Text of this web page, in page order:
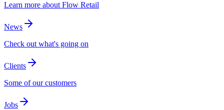
Learn more about Flow Retail​​​​‌ ‍ ​‍​‍‌‍ ‌ ​‍‌‍‍‌‌‍‌ ‌‍‍‌‌‍ ‍​‍​‍​ ‍‍​‍​‍‌ ​ ‌‍​‌‌‍ ‍‌‍‍‌‌ ‌​‌ ‍‌​‍ ‍‌‍‍‌‌‍ ​‍​‍​‍ ​​‍​‍‌‍‍​‌ ​‍‌‍‌‌‌‍‌‍​‍​‍​ ‍‍​‍​‍‌‍‍​‌ ‌​‌ ‌​‌ ​​​ ‍‍​‍ ​‍ ‌‍ ​‌‍ ‌‍​ ‌‍​‌‌‍ ​‌‍‍​‌‍ ‌ ​ ‌ ‌​​ ‍‍​ ​ ​ ​​​ ​​​ ​​​‍ ‌ ​ ‌ ‌​‌ ‌‌‌‍‌​‌‍‍‌‌‍ ​‍ ‌‍‍‌‌‍ ‍‌ ‌​‌‍‌‌‌‍ ‍‌ ‌​​‍ ‌‍‌‌‌‍‌​‌‍‍‌‌ ‌​​‍ ‌‍ ‌‌‍ ‌‍‌​‌‍‌‌​ ‌‌ ​​‌ ​‍‌‍‌‌‌ ​ ‌‍‌‌‌‍ ‍‌ ‌​‌‍​‌‌ ‌​‌‍‍‌‌‍ ‌‍ ‍​ ‍ ‌‍‍‌‌‍‌​​ ‌​ ​‌​ ‍​​ ‍​‌‍‌‍‌‍​ ​ ‌ ​ ​ ‌‍​ ​‍ ‌​ ​ ‌‍​‌​ ​​‌‍‌‌​‍ ‌​ ‌​​ ​ ​ ​‌​ ​​​‍ ‌​ ‍​‌‍‌‍​ ‍‌​ ​ ​‍ ‌‌‍​‌‌‍‌‍‌‍​ ‌‍​‍​ ‌‍‌‍​ ​ ​‌​ ​ ​ ‍‌​ ‍‌​ ‌‍‌‍​‍​ ‍ ‌ ‌​‌ ‍‌‌ ​​‌‍‌‌​ ‌‌‍ ‍‌‍​‌‌ ‌‍‌‍‍‌‌‍‌ ‌‍​‌‌ ‌​‌‍‍‌‌‍ ‌‍ ‍​ ‍ ‌ ​​‌‍​‌‌ ‌​‌‍‍​​ ‌‌‍ ‍‌‍​‌‌ ‌‍‌‍‍‌‌‍‌ ‌‍​‌‌ ‌​‌‍‍‌‌‍ ‌‍ ‍‌​‍‌‌ ‌​‌‍‌‌‌‍ ‌‌ ​ ​‍‌‌​ ‌‌‌​​‍‌‌ ‌‍‍ ‌‍‌‌‌ ‍‌​‍‌‌​ ​ ‌​‌​​‍‌‌​ ​ ‌​‌​​‍‌‌​ ​‍​ ​‍​ ​ ‌‍​‌​ ‌ ​ ​‌​ ‌​‌‍‌‍​ ‌​​ ‌ ​ ​‍​ ​‌​ ​ ​ ‌ ​‍‌‌​ ​‍​ ​‍​‍‌‌​ ‌‌‌​‌​​‍ ‍‌‍​ ‌‍‍​‌‍‍‌‌‍ ​‌‍‌​‌ ​‍‌‍‌‌‌‍ ‍​‍‌‌​ ‌‌‌​​‍‌‌ ‌‍‍ ‌‍‌‌‌ ‍‌​‍‌‌​ ​ ‌​‌​​‍‌‌​ ​ ‌​‌​​‍‌‌​ ​‍​ ​‍​ ‌​​ ‌ ‌‍‌​​ ‌‍​ ​ ​ ​‍​ ​ ‌‍​ ‌‍‌‍​ ‌​‌‍‌‍​ ‌ ​‍‌‌​ ​‍​ ​‍​‍‌‌​ ‌‌‌​‌​​‍ ‍‌‍‌‌‌ ‍​‌‍​ ‌‍‌‌‌ ​‍‌ ​​‌ ‌​​ ‌‍​‍‌‍​‌‌ ​ ‌‍‌‌‌‌‌‌‌ ​‍‌‍ ​​ ‌‌‍‍​‌ ‌​‌ ‌​‌ ​​​‍‌‌​ ​ ‌​​‌​‍‌‌​ ​‍‌​‌‍​‍‌‌​ ​‍‌​‌‍‌‍ ​‌‍ ‌‍​ ‌‍​‌‌‍ ​‌‍‍​‌‍ ‌ ​ ‌ ‌​​‍‌‌​ ​ ‌​​‌​ ​ ​ ​​​ ​​​ ​​​‍‌‌​ ​‍‌​‌‍‌ ​ ‌ ‌​‌ ‌‌‌‍‌​‌‍‍‌‌‍ ​‍‌‍‌‍‍‌‌‍‌​​ ‌​ ​‌​ ‍​​ ‍​‌‍‌‍‌‍​ ​ ‌ ​ ​ ‌‍​ ​‍ ‌​ ​ ‌‍​‌​ ​​‌‍‌‌​‍ ‌​ ‌​​ ​ ​ ​‌​ ​​​‍ ‌​ ‍​‌‍‌‍​ ‍‌​ ​ ​‍ ‌‌‍​‌‌‍‌‍‌‍​ ‌‍​‍​ ‌‍‌‍​ ​ ​‌​ ​ ​ ‍‌​ ‍‌​ ‌‍‌‍​‍​‍‌‍‌ ‌​‌ ‍‌‌ ​​‌‍‌‌​ ‌‌‍ ‍‌‍​‌‌ ‌‍‌‍‍‌‌‍‌ ‌‍​‌‌ ‌​‌‍‍‌‌‍ ‌‍ ‍​‍‌‍‌ ​​‌‍​‌‌ ‌​‌‍‍​​ ‌‌‍ ‍‌‍​‌‌ ‌‍‌‍‍‌‌‍‌ ‌‍​‌‌ ‌​‌‍‍‌‌‍ ‌‍ ‍‌​‍‌‌ ‌​‌‍‌‌‌‍ ‌‌ ​ ​‍‌‌​ ‌‌‌​​‍‌‌ ‌‍‍ ‌‍‌‌‌ ‍‌​‍‌‌​ ​ ‌​‌​​‍‌‌​ ​ ‌​‌​​‍‌‌​ ​‍​ ​‍​ ​ ‌‍​‌​ ‌ ​ ​‌​ ‌​‌‍‌‍​ ‌​​ ‌ ​ ​‍​ ​‌​ ​ ​ ‌ ​‍‌‌​ ​‍​ ​‍​‍‌‌​ ‌‌‌​‌​​‍ ‍‌‍​ ‌‍‍​‌‍‍‌‌‍ ​‌‍‌​‌ ​‍‌‍‌‌‌‍ ‍​‍‌‌​ ‌‌‌​​‍‌‌ ‌‍‍ ‌‍‌‌‌ ‍‌​‍‌‌​ ​ ‌​‌​​‍‌‌​ ​ ‌​‌​​‍‌‌​ ​‍​ ​‍​ ‌​​ ‌ ‌‍‌​​ ‌‍​ ​ ​ ​‍​ ​ ‌‍​ ‌‍‌‍​ ‌​‌‍‌‍​ ‌ ​‍‌‌​ ​‍​ ​‍​‍‌‌​ ‌‌‌​‌​​‍ ‍‌‍‌‌‌ ‍​‌‍​ ‌‍‌‌‌ ​‍‌ ​​‌ ‌​​‍‌‍‌ ​​‌‍‌‌‌ ​‍‌ ​ ‌ ​​‌‍‌‌‌‍​ ‌ ‌​‌‍‍‌‌ ‌‍‌‍‌‌​ ‌‌ ​​‌ ‌‌‌‍​‍‌‍ ​‌‍‍‌‌ ​ ‌‍‍​‌‍‌‌‌‍‌​​‍​‍‌ ‌
News​​​​‌ ‍ ​‍​‍‌‍ ‌ ​‍‌‍‍‌‌‍‌ ‌‍‍‌‌‍ ‍​‍​‍​ ‍‍​‍​‍‌ ​ ‌‍​‌‌‍ ‍‌‍‍‌‌ ‌​‌ ‍‌​‍ ‍‌‍‍‌‌‍ ​‍​‍​‍ ​​‍​‍‌‍‍​‌ ​‍‌‍‌‌‌‍‌‍​‍​‍​ ‍‍​‍​‍‌‍‍​‌ ‌​‌ ‌​‌ ​​​ ‍‍​‍ ​‍ ‌‍ ​‌‍ ‌‍​ ‌‍​‌‌‍ ​‌‍‍​‌‍ ‌ ​ ‌ ‌​​ ‍‍​ ​ ​ ​​​ ​​​ ​​​‍ ‌ ​ ‌ ‌​‌ ‌‌‌‍‌​‌‍‍‌‌‍ ​‍ ‌‍‍‌‌‍ ‍‌ ‌​‌‍‌‌‌‍ ‍‌ ‌​​‍ ‌‍‌‌‌‍‌​‌‍‍‌‌ ‌​​‍ ‌‍ ‌‌‍ ‌‍‌​‌‍‌‌​ ‌‌ ​​‌ ​‍‌‍‌‌‌ ​ ‌‍‌‌‌‍ ‍‌ ‌​‌‍​‌‌ ‌​‌‍‍‌‌‍ ‌‍ ‍​ ‍ ‌‍‍‌‌‍‌​​ ‌​ ​‌​ ‍​​ ‍​‌‍‌‍‌‍​ ​ ‌ ​ ​ ‌‍​ ​‍ ‌​ ​ ‌‍​‌​ ​​‌‍‌‌​‍ ‌​ ‌​​ ​ ​ ​‌​ ​​​‍ ‌​ ‍​‌‍‌‍​ ‍‌​ ​ ​‍ ‌‌‍​‌‌‍‌‍‌‍​ ‌‍​‍​ ‌‍‌‍​ ​ ​‌​ ​ ​ ‍‌​ ‍‌​ ‌‍‌‍​‍​ ‍ ‌ ‌​‌ ‍‌‌ ​​‌‍‌‌​ ‌‌‍ ‍‌‍​‌‌ ‌‍‌‍‍‌‌‍‌ ‌‍​‌‌ ‌​‌‍‍‌‌‍ ‌‍ ‍​ ‍ ‌ ​​‌‍​‌‌ ‌​‌‍‍​​ ‌‌‍ ‍‌‍​‌‌ ‌‍‌‍‍‌‌‍‌ ‌‍​‌‌ ‌​‌‍‍‌‌‍ ‌‍ ‍‌​‍‌‌ ‌​‌‍‌‌‌‍ ‌‌ ​ ​‍‌‌​ ‌‌‌​​‍‌‌ ‌‍‍ ‌‍‌‌‌ ‍‌​‍‌‌​ ​ ‌​‌​​‍‌‌​ ​ ‌​‌​​‍‌‌​ ​‍​ ​‍​ ​ ‌‍​‌​ ‌ ​ ​‌​ ‌​‌‍‌‍​ ‌​​ ‌ ​ ​‍​ ​‌​ ​ ​ ‌ ​‍‌‌​ ​‍​ ​‍​‍‌‌​ ‌‌‌​‌​​‍ ‍‌‍​ ‌‍‍​‌‍‍‌‌‍ ​‌‍‌​‌ ​‍‌‍‌‌‌‍ ‍​‍‌‌​ ‌‌‌​​‍‌‌ ‌‍‍ ‌‍‌‌‌ ‍‌​‍‌‌​ ​ ‌​‌​​‍‌‌​ ​ ‌​‌​​‍‌‌​ ​‍​ ​‍​ ​ ​ ‌ ‌‍​‍‌‍​‌​ ​​‌‍‌‍​ ‌‌‌‍‌​‌‍‌​​ ​‍​ ​​​ ​‍​‍‌‌​ ​‍​ ​‍​‍‌‌​ ‌‌‌​‌​​‍ ‍‌ ‌​‌‍‍‌‌ ‌​‌‍ ​‌‍‌‌​ ‌‍​‍‌‍​‌‌ ​ ‌‍‌‌‌‌‌‌‌ ​‍‌‍ ​​ ‌‌‍‍​‌ ‌​‌ ‌​‌ ​​​‍‌‌​ ​ ‌​​‌​‍‌‌​ ​‍‌​‌‍​‍‌‌​ ​‍‌​‌‍‌‍ ​‌‍ ‌‍​ ‌‍​‌‌‍ ​‌‍‍​‌‍ ‌ ​ ‌ ‌​​‍‌‌​ ​ ‌​​‌​ ​ ​ ​​​ ​​​ ​​​‍‌‌​ ​‍‌​‌‍‌ ​ ‌ ‌​‌ ‌‌‌‍‌​‌‍‍‌‌‍ ​‍‌‍‌‍‍‌‌‍‌​​ ‌​ ​‌​ ‍​​ ‍​‌‍‌‍‌‍​ ​ ‌ ​ ​ ‌‍​ ​‍ ‌​ ​ ‌‍​‌​ ​​‌‍‌‌​‍ ‌​ ‌​​ ​ ​ ​‌​ ​​​‍ ‌​ ‍​‌‍‌‍​ ‍‌​ ​ ​‍ ‌‌‍​‌‌‍‌‍‌‍​ ‌‍​‍​ ‌‍‌‍​ ​ ​‌​ ​ ​ ‍‌​ ‍‌​ ‌‍‌‍​‍​‍‌‍‌ ‌​‌ ‍‌‌ ​​‌‍‌‌​ ‌‌‍ ‍‌‍​‌‌ ‌‍‌‍‍‌‌‍‌ ‌‍​‌‌ ‌​‌‍‍‌‌‍ ‌‍ ‍​‍‌‍‌ ​​‌‍​‌‌ ‌​‌‍‍​​ ‌‌‍ ‍‌‍​‌‌ ‌‍‌‍‍‌‌‍‌ ‌‍​‌‌ ‌​‌‍‍‌‌‍ ‌‍ ‍‌​‍‌‌ ‌​‌‍‌‌‌‍ ‌‌ ​ ​‍‌‌​ ‌‌‌​​‍‌‌ ‌‍‍ ‌‍‌‌‌ ‍‌​‍‌‌​ ​ ‌​‌​​‍‌‌​ ​ ‌​‌​​‍‌‌​ ​‍​ ​‍​ ​ ‌‍​‌​ ‌ ​ ​‌​ ‌​‌‍‌‍​ ‌​​ ‌ ​ ​‍​ ​‌​ ​ ​ ‌ ​‍‌‌​ ​‍​ ​‍​‍‌‌​ ‌‌‌​‌​​‍ ‍‌‍​ ‌‍‍​‌‍‍‌‌‍ ​‌‍‌​‌ ​‍‌‍‌‌‌‍ ‍​‍‌‌​ ‌‌‌​​‍‌‌ ‌‍‍ ‌‍‌‌‌ ‍‌​‍‌‌​ ​ ‌​‌​​‍‌‌​ ​ ‌​‌​​‍‌‌​ ​‍​ ​‍​ ​ ​ ‌ ‌‍​‍‌‍​‌​ ​​‌‍‌‍​ ‌‌‌‍‌​‌‍‌​​ ​‍​ ​​​ ​‍​‍‌‌​ ​‍​ ​‍​‍‌‌​ ‌‌‌​‌​​‍ ‍‌ ‌​‌‍‍‌‌ ‌​‌‍ ​‌‍‌‌​‍‌‍‌ ​​‌‍‌‌‌ ​‍‌ ​ ‌ ​​‌‍‌‌‌‍​ ‌ ‌​‌‍‍‌‌ ‌‍‌‍‌‌​ ‌‌ ​​‌ ‌‌‌‍​‍‌‍ ​‌‍‍‌‌ ​ ‌‍‍​‌‍‌‌‌‍‌​​‍​‍‌ ‌
Check out what's going on​​​​‌ ‍ ​‍​‍‌‍ ‌ ​‍‌‍‍‌‌‍‌ ‌‍‍‌‌‍ ‍​‍​‍​ ‍‍​‍​‍‌ ​ ‌‍​‌‌‍ ‍‌‍‍‌‌ ‌​‌ ‍‌​‍ ‍‌‍‍‌‌‍ ​‍​‍​‍ ​​‍​‍‌‍‍​‌ ​‍‌‍‌‌‌‍‌‍​‍​‍​ ‍‍​‍​‍‌‍‍​‌ ‌​‌ ‌​‌ ​​​ ‍‍​‍ ​‍ ‌‍ ​‌‍ ‌‍​ ‌‍​‌‌‍ ​‌‍‍​‌‍ ‌ ​ ‌ ‌​​ ‍‍​ ​ ​ ​​​ ​​​ ​​​‍ ‌ ​ ‌ ‌​‌ ‌‌‌‍‌​‌‍‍‌‌‍ ​‍ ‌‍‍‌‌‍ ‍‌ ‌​‌‍‌‌‌‍ ‍‌ ‌​​‍ ‌‍‌‌‌‍‌​‌‍‍‌‌ ‌​​‍ ‌‍ ‌‌‍ ‌‍‌​‌‍‌‌​ ‌‌ ​​‌ ​‍‌‍‌‌‌ ​ ‌‍‌‌‌‍ ‍‌ ‌​‌‍​‌‌ ‌​‌‍‍‌‌‍ ‌‍ ‍​ ‍ ‌‍‍‌‌‍‌​​ ‌​ ​‌​ ‍​​ ‍​‌‍‌‍‌‍​ ​ ‌ ​ ​ ‌‍​ ​‍ ‌​ ​ ‌‍​‌​ ​​‌‍‌‌​‍ ‌​ ‌​​ ​ ​ ​‌​ ​​​‍ ‌​ ‍​‌‍‌‍​ ‍‌​ ​ ​‍ ‌‌‍​‌‌‍‌‍‌‍​ ‌‍​‍​ ‌‍‌‍​ ​ ​‌​ ​ ​ ‍‌​ ‍‌​ ‌‍‌‍​‍​ ‍ ‌ ‌​‌ ‍‌‌ ​​‌‍‌‌​ ‌‌‍ ‍‌‍​‌‌ ‌‍‌‍‍‌‌‍‌ ‌‍​‌‌ ‌​‌‍‍‌‌‍ ‌‍ ‍​ ‍ ‌ ​​‌‍​‌‌ ‌​‌‍‍​​ ‌‌‍ ‍‌‍​‌‌ ‌‍‌‍‍‌‌‍‌ ‌‍​‌‌ ‌​‌‍‍‌‌‍ ‌‍ ‍‌​‍‌‌ ‌​‌‍‌‌‌‍ ‌‌ ​ ​‍‌‌​ ‌‌‌​​‍‌‌ ‌‍‍ ‌‍‌‌‌ ‍‌​‍‌‌​ ​ ‌​‌​​‍‌‌​ ​ ‌​‌​​‍‌‌​ ​‍​ ​‍​ ​ ‌‍​‌​ ‌ ​ ​‌​ ‌​‌‍‌‍​ ‌​​ ‌ ​ ​‍​ ​‌​ ​ ​ ‌ ​‍‌‌​ ​‍​ ​‍​‍‌‌​ ‌‌‌​‌​​‍ ‍‌‍​ ‌‍‍​‌‍‍‌‌‍ ​‌‍‌​‌ ​‍‌‍‌‌‌‍ ‍​‍‌‌​ ‌‌‌​​‍‌‌ ‌‍‍ ‌‍‌‌‌ ‍‌​‍‌‌​ ​ ‌​‌​​‍‌‌​ ​ ‌​‌​​‍‌‌​ ​‍​ ​‍​ ​ ​ ‌ ‌‍​‍‌‍​‌​ ​​‌‍‌‍​ ‌‌‌‍‌​‌‍‌​​ ​‍​ ​​​ ​‍​‍‌‌​ ​‍​ ​‍​‍‌‌​ ‌‌‌​‌​​‍ ‍‌‍‌‌‌ ‍​‌‍​ ‌‍‌‌‌ ​‍‌ ​​‌ ‌​​ ‌‍​‍‌‍​‌‌ ​ ‌‍‌‌‌‌‌‌‌ ​‍‌‍ ​​ ‌‌‍‍​‌ ‌​‌ ‌​‌ ​​​‍‌‌​ ​ ‌​​‌​‍‌‌​ ​‍‌​‌‍​‍‌‌​ ​‍‌​‌‍‌‍ ​‌‍ ‌‍​ ‌‍​‌‌‍ ​‌‍‍​‌‍ ‌ ​ ‌ ‌​​‍‌‌​ ​ ‌​​‌​ ​ ​ ​​​ ​​​ ​​​‍‌‌​ ​‍‌​‌‍‌ ​ ‌ ‌​‌ ‌‌‌‍‌​‌‍‍‌‌‍ ​‍‌‍‌‍‍‌‌‍‌​​ ‌​ ​‌​ ‍​​ ‍​‌‍‌‍‌‍​ ​ ‌ ​ ​ ‌‍​ ​‍ ‌​ ​ ‌‍​‌​ ​​‌‍‌‌​‍ ‌​ ‌​​ ​ ​ ​‌​ ​​​‍ ‌​ ‍​‌‍‌‍​ ‍‌​ ​ ​‍ ‌‌‍​‌‌‍‌‍‌‍​ ‌‍​‍​ ‌‍‌‍​ ​ ​‌​ ​ ​ ‍‌​ ‍‌​ ‌‍‌‍​‍​‍‌‍‌ ‌​‌ ‍‌‌ ​​‌‍‌‌​ ‌‌‍ ‍‌‍​‌‌ ‌‍‌‍‍‌‌‍‌ ‌‍​‌‌ ‌​‌‍‍‌‌‍ ‌‍ ‍​‍‌‍‌ ​​‌‍​‌‌ ‌​‌‍‍​​ ‌‌‍ ‍‌‍​‌‌ ‌‍‌‍‍‌‌‍‌ ‌‍​‌‌ ‌​‌‍‍‌‌‍ ‌‍ ‍‌​‍‌‌ ‌​‌‍‌‌‌‍ ‌‌ ​ ​‍‌‌​ ‌‌‌​​‍‌‌ ‌‍‍ ‌‍‌‌‌ ‍‌​‍‌‌​ ​ ‌​‌​​‍‌‌​ ​ ‌​‌​​‍‌‌​ ​‍​ ​‍​ ​ ‌‍​‌​ ‌ ​ ​‌​ ‌​‌‍‌‍​ ‌​​ ‌ ​ ​‍​ ​‌​ ​ ​ ‌ ​‍‌‌​ ​‍​ ​‍​‍‌‌​ ‌‌‌​‌​​‍ ‍‌‍​ ‌‍‍​‌‍‍‌‌‍ ​‌‍‌​‌ ​‍‌‍‌‌‌‍ ‍​‍‌‌​ ‌‌‌​​‍‌‌ ‌‍‍ ‌‍‌‌‌ ‍‌​‍‌‌​ ​ ‌​‌​​‍‌‌​ ​ ‌​‌​​‍‌‌​ ​‍​ ​‍​ ​ ​ ‌ ‌‍​‍‌‍​‌​ ​​‌‍‌‍​ ‌‌‌‍‌​‌‍‌​​ ​‍​ ​​​ ​‍​‍‌‌​ ​‍​ ​‍​‍‌‌​ ‌‌‌​‌​​‍ ‍‌‍‌‌‌ ‍​‌‍​ ‌‍‌‌‌ ​‍‌ ​​‌ ‌​​‍‌‍‌ ​​‌‍‌‌‌ ​‍‌ ​ ‌ ​​‌‍‌‌‌‍​ ‌ ‌​‌‍‍‌‌ ‌‍‌‍‌‌​ ‌‌ ​​‌ ‌‌‌‍​‍‌‍ ​‌‍‍‌‌ ​ ‌‍‍​‌‍‌‌‌‍‌​​‍​‍‌ ‌
Clients​​​​‌ ‍ ​‍​‍‌‍ ‌ ​‍‌‍‍‌‌‍‌ ‌‍‍‌‌‍ ‍​‍​‍​ ‍‍​‍​‍‌ ​ ‌‍​‌‌‍ ‍‌‍‍‌‌ ‌​‌ ‍‌​‍ ‍‌‍‍‌‌‍ ​‍​‍​‍ ​​‍​‍‌‍‍​‌ ​‍‌‍‌‌‌‍‌‍​‍​‍​ ‍‍​‍​‍‌‍‍​‌ ‌​‌ ‌​‌ ​​​ ‍‍​‍ ​‍ ‌‍ ​‌‍ ‌‍​ ‌‍​‌‌‍ ​‌‍‍​‌‍ ‌ ​ ‌ ‌​​ ‍‍​ ​ ​ ​​​ ​​​ ​​​‍ ‌ ​ ‌ ‌​‌ ‌‌‌‍‌​‌‍‍‌‌‍ ​‍ ‌‍‍‌‌‍ ‍‌ ‌​‌‍‌‌‌‍ ‍‌ ‌​​‍ ‌‍‌‌‌‍‌​‌‍‍‌‌ ‌​​‍ ‌‍ ‌‌‍ ‌‍‌​‌‍‌‌​ ‌‌ ​​‌ ​‍‌‍‌‌‌ ​ ‌‍‌‌‌‍ ‍‌ ‌​‌‍​‌‌ ‌​‌‍‍‌‌‍ ‌‍ ‍​ ‍ ‌‍‍‌‌‍‌​​ ‌​ ​‌​ ‍​​ ‍​‌‍‌‍‌‍​ ​ ‌ ​ ​ ‌‍​ ​‍ ‌​ ​ ‌‍​‌​ ​​‌‍‌‌​‍ ‌​ ‌​​ ​ ​ ​‌​ ​​​‍ ‌​ ‍​‌‍‌‍​ ‍‌​ ​ ​‍ ‌‌‍​‌‌‍‌‍‌‍​ ‌‍​‍​ ‌‍‌‍​ ​ ​‌​ ​ ​ ‍‌​ ‍‌​ ‌‍‌‍​‍​ ‍ ‌ ‌​‌ ‍‌‌ ​​‌‍‌‌​ ‌‌‍ ‍‌‍​‌‌ ‌‍‌‍‍‌‌‍‌ ‌‍​‌‌ ‌​‌‍‍‌‌‍ ‌‍ ‍​ ‍ ‌ ​​‌‍​‌‌ ‌​‌‍‍​​ ‌‌‍ ‍‌‍​‌‌ ‌‍‌‍‍‌‌‍‌ ‌‍​‌‌ ‌​‌‍‍‌‌‍ ‌‍ ‍‌​‍‌‌ ‌​‌‍‌‌‌‍ ‌‌ ​ ​‍‌‌​ ‌‌‌​​‍‌‌ ‌‍‍ ‌‍‌‌‌ ‍‌​‍‌‌​ ​ ‌​‌​​‍‌‌​ ​ ‌​‌​​‍‌‌​ ​‍​ ​‍​ ​ ‌‍​‌​ ‌ ​ ​‌​ ‌​‌‍‌‍​ ‌​​ ‌ ​ ​‍​ ​‌​ ​ ​ ‌ ​‍‌‌​ ​‍​ ​‍​‍‌‌​ ‌‌‌​‌​​‍ ‍‌‍​ ‌‍‍​‌‍‍‌‌‍ ​‌‍‌​‌ ​‍‌‍‌‌‌‍ ‍​‍‌‌​ ‌‌‌​​‍‌‌ ‌‍‍ ‌‍‌‌‌ ‍‌​‍‌‌​ ​ ‌​‌​​‍‌‌​ ​ ‌​‌​​‍‌‌​ ​‍​ ​‍​ ​ ​ ​ ​ ‌‍​ ‌‌‌‍‌‍​ ​ ​ ​​‌‍​‍​ ‍‌‌‍‌‌‌‍‌​​ ​ ​‍‌‌​ ​‍​ ​‍​‍‌‌​ ‌‌‌​‌​​‍ ‍‌ ‌​‌‍‍‌‌ ‌​‌‍ ​‌‍‌‌​ ‌‍​‍‌‍​‌‌ ​ ‌‍‌‌‌‌‌‌‌ ​‍‌‍ ​​ ‌‌‍‍​‌ ‌​‌ ‌​‌ ​​​‍‌‌​ ​ ‌​​‌​‍‌‌​ ​‍‌​‌‍​‍‌‌​ ​‍‌​‌‍‌‍ ​‌‍ ‌‍​ ‌‍​‌‌‍ ​‌‍‍​‌‍ ‌ ​ ‌ ‌​​‍‌‌​ ​ ‌​​‌​ ​ ​ ​​​ ​​​ ​​​‍‌‌​ ​‍‌​‌‍‌ ​ ‌ ‌​‌ ‌‌‌‍‌​‌‍‍‌‌‍ ​‍‌‍‌‍‍‌‌‍‌​​ ‌​ ​‌​ ‍​​ ‍​‌‍‌‍‌‍​ ​ ‌ ​ ​ ‌‍​ ​‍ ‌​ ​ ‌‍​‌​ ​​‌‍‌‌​‍ ‌​ ‌​​ ​ ​ ​‌​ ​​​‍ ‌​ ‍​‌‍‌‍​ ‍‌​ ​ ​‍ ‌‌‍​‌‌‍‌‍‌‍​ ‌‍​‍​ ‌‍‌‍​ ​ ​‌​ ​ ​ ‍‌​ ‍‌​ ‌‍‌‍​‍​‍‌‍‌ ‌​‌ ‍‌‌ ​​‌‍‌‌​ ‌‌‍ ‍‌‍​‌‌ ‌‍‌‍‍‌‌‍‌ ‌‍​‌‌ ‌​‌‍‍‌‌‍ ‌‍ ‍​‍‌‍‌ ​​‌‍​‌‌ ‌​‌‍‍​​ ‌‌‍ ‍‌‍​‌‌ ‌‍‌‍‍‌‌‍‌ ‌‍​‌‌ ‌​‌‍‍‌‌‍ ‌‍ ‍‌​‍‌‌ ‌​‌‍‌‌‌‍ ‌‌ ​ ​‍‌‌​ ‌‌‌​​‍‌‌ ‌‍‍ ‌‍‌‌‌ ‍‌​‍‌‌​ ​ ‌​‌​​‍‌‌​ ​ ‌​‌​​‍‌‌​ ​‍​ ​‍​ ​ ‌‍​‌​ ‌ ​ ​‌​ ‌​‌‍‌‍​ ‌​​ ‌ ​ ​‍​ ​‌​ ​ ​ ‌ ​‍‌‌​ ​‍​ ​‍​‍‌‌​ ‌‌‌​‌​​‍ ‍‌‍​ ‌‍‍​‌‍‍‌‌‍ ​‌‍‌​‌ ​‍‌‍‌‌‌‍ ‍​‍‌‌​ ‌‌‌​​‍‌‌ ‌‍‍ ‌‍‌‌‌ ‍‌​‍‌‌​ ​ ‌​‌​​‍‌‌​ ​ ‌​‌​​‍‌‌​ ​‍​ ​‍​ ​ ​ ​ ​ ‌‍​ ‌‌‌‍‌‍​ ​ ​ ​​‌‍​‍​ ‍‌‌‍‌‌‌‍‌​​ ​ ​‍‌‌​ ​‍​ ​‍​‍‌‌​ ‌‌‌​‌​​‍ ‍‌ ‌​‌‍‍‌‌ ‌​‌‍ ​‌‍‌‌​‍‌‍‌ ​​‌‍‌‌‌ ​‍‌ ​ ‌ ​​‌‍‌‌‌‍​ ‌ ‌​‌‍‍‌‌ ‌‍‌‍‌‌​ ‌‌ ​​‌ ‌‌‌‍​‍‌‍ ​‌‍‍‌‌ ​ ‌‍‍​‌‍‌‌‌‍‌​​‍​‍‌ ‌
Some of our customers​​​​‌ ‍ ​‍​‍‌‍ ‌ ​‍‌‍‍‌‌‍‌ ‌‍‍‌‌‍ ‍​‍​‍​ ‍‍​‍​‍‌ ​ ‌‍​‌‌‍ ‍‌‍‍‌‌ ‌​‌ ‍‌​‍ ‍‌‍‍‌‌‍ ​‍​‍​‍ ​​‍​‍‌‍‍​‌ ​‍‌‍‌‌‌‍‌‍​‍​‍​ ‍‍​‍​‍‌‍‍​‌ ‌​‌ ‌​‌ ​​​ ‍‍​‍ ​‍ ‌‍ ​‌‍ ‌‍​ ‌‍​‌‌‍ ​‌‍‍​‌‍ ‌ ​ ‌ ‌​​ ‍‍​ ​ ​ ​​​ ​​​ ​​​‍ ‌ ​ ‌ ‌​‌ ‌‌‌‍‌​‌‍‍‌‌‍ ​‍ ‌‍‍‌‌‍ ‍‌ ‌​‌‍‌‌‌‍ ‍‌ ‌​​‍ ‌‍‌‌‌‍‌​‌‍‍‌‌ ‌​​‍ ‌‍ ‌‌‍ ‌‍‌​‌‍‌‌​ ‌‌ ​​‌ ​‍‌‍‌‌‌ ​ ‌‍‌‌‌‍ ‍‌ ‌​‌‍​‌‌ ‌​‌‍‍‌‌‍ ‌‍ ‍​ ‍ ‌‍‍‌‌‍‌​​ ‌​ ​‌​ ‍​​ ‍​‌‍‌‍‌‍​ ​ ‌ ​ ​ ‌‍​ ​‍ ‌​ ​ ‌‍​‌​ ​​‌‍‌‌​‍ ‌​ ‌​​ ​ ​ ​‌​ ​​​‍ ‌​ ‍​‌‍‌‍​ ‍‌​ ​ ​‍ ‌‌‍​‌‌‍‌‍‌‍​ ‌‍​‍​ ‌‍‌‍​ ​ ​‌​ ​ ​ ‍‌​ ‍‌​ ‌‍‌‍​‍​ ‍ ‌ ‌​‌ ‍‌‌ ​​‌‍‌‌​ ‌‌‍ ‍‌‍​‌‌ ‌‍‌‍‍‌‌‍‌ ‌‍​‌‌ ‌​‌‍‍‌‌‍ ‌‍ ‍​ ‍ ‌ ​​‌‍​‌‌ ‌​‌‍‍​​ ‌‌‍ ‍‌‍​‌‌ ‌‍‌‍‍‌‌‍‌ ‌‍​‌‌ ‌​‌‍‍‌‌‍ ‌‍ ‍‌​‍‌‌ ‌​‌‍‌‌‌‍ ‌‌ ​ ​‍‌‌​ ‌‌‌​​‍‌‌ ‌‍‍ ‌‍‌‌‌ ‍‌​‍‌‌​ ​ ‌​‌​​‍‌‌​ ​ ‌​‌​​‍‌‌​ ​‍​ ​‍​ ​ ‌‍​‌​ ‌ ​ ​‌​ ‌​‌‍‌‍​ ‌​​ ‌ ​ ​‍​ ​‌​ ​ ​ ‌ ​‍‌‌​ ​‍​ ​‍​‍‌‌​ ‌‌‌​‌​​‍ ‍‌‍​ ‌‍‍​‌‍‍‌‌‍ ​‌‍‌​‌ ​‍‌‍‌‌‌‍ ‍​‍‌‌​ ‌‌‌​​‍‌‌ ‌‍‍ ‌‍‌‌‌ ‍‌​‍‌‌​ ​ ‌​‌​​‍‌‌​ ​ ‌​‌​​‍‌‌​ ​‍​ ​‍​ ​ ​ ​ ​ ‌‍​ ‌‌‌‍‌‍​ ​ ​ ​​‌‍​‍​ ‍‌‌‍‌‌‌‍‌​​ ​ ​‍‌‌​ ​‍​ ​‍​‍‌‌​ ‌‌‌​‌​​‍ ‍‌‍‌‌‌ ‍​‌‍​ ‌‍‌‌‌ ​‍‌ ​​‌ ‌​​ ‌‍​‍‌‍​‌‌ ​ ‌‍‌‌‌‌‌‌‌ ​‍‌‍ ​​ ‌‌‍‍​‌ ‌​‌ ‌​‌ ​​​‍‌‌​ ​ ‌​​‌​‍‌‌​ ​‍‌​‌‍​‍‌‌​ ​‍‌​‌‍‌‍ ​‌‍ ‌‍​ ‌‍​‌‌‍ ​‌‍‍​‌‍ ‌ ​ ‌ ‌​​‍‌‌​ ​ ‌​​‌​ ​ ​ ​​​ ​​​ ​​​‍‌‌​ ​‍‌​‌‍‌ ​ ‌ ‌​‌ ‌‌‌‍‌​‌‍‍‌‌‍ ​‍‌‍‌‍‍‌‌‍‌​​ ‌​ ​‌​ ‍​​ ‍​‌‍‌‍‌‍​ ​ ‌ ​ ​ ‌‍​ ​‍ ‌​ ​ ‌‍​‌​ ​​‌‍‌‌​‍ ‌​ ‌​​ ​ ​ ​‌​ ​​​‍ ‌​ ‍​‌‍‌‍​ ‍‌​ ​ ​‍ ‌‌‍​‌‌‍‌‍‌‍​ ‌‍​‍​ ‌‍‌‍​ ​ ​‌​ ​ ​ ‍‌​ ‍‌​ ‌‍‌‍​‍​‍‌‍‌ ‌​‌ ‍‌‌ ​​‌‍‌‌​ ‌‌‍ ‍‌‍​‌‌ ‌‍‌‍‍‌‌‍‌ ‌‍​‌‌ ‌​‌‍‍‌‌‍ ‌‍ ‍​‍‌‍‌ ​​‌‍​‌‌ ‌​‌‍‍​​ ‌‌‍ ‍‌‍​‌‌ ‌‍‌‍‍‌‌‍‌ ‌‍​‌‌ ‌​‌‍‍‌‌‍ ‌‍ ‍‌​‍‌‌ ‌​‌‍‌‌‌‍ ‌‌ ​ ​‍‌‌​ ‌‌‌​​‍‌‌ ‌‍‍ ‌‍‌‌‌ ‍‌​‍‌‌​ ​ ‌​‌​​‍‌‌​ ​ ‌​‌​​‍‌‌​ ​‍​ ​‍​ ​ ‌‍​‌​ ‌ ​ ​‌​ ‌​‌‍‌‍​ ‌​​ ‌ ​ ​‍​ ​‌​ ​ ​ ‌ ​‍‌‌​ ​‍​ ​‍​‍‌‌​ ‌‌‌​‌​​‍ ‍‌‍​ ‌‍‍​‌‍‍‌‌‍ ​‌‍‌​‌ ​‍‌‍‌‌‌‍ ‍​‍‌‌​ ‌‌‌​​‍‌‌ ‌‍‍ ‌‍‌‌‌ ‍‌​‍‌‌​ ​ ‌​‌​​‍‌‌​ ​ ‌​‌​​‍‌‌​ ​‍​ ​‍​ ​ ​ ​ ​ ‌‍​ ‌‌‌‍‌‍​ ​ ​ ​​‌‍​‍​ ‍‌‌‍‌‌‌‍‌​​ ​ ​‍‌‌​ ​‍​ ​‍​‍‌‌​ ‌‌‌​‌​​‍ ‍‌‍‌‌‌ ‍​‌‍​ ‌‍‌‌‌ ​‍‌ ​​‌ ‌​​‍‌‍‌ ​​‌‍‌‌‌ ​‍‌ ​ ‌ ​​‌‍‌‌‌‍​ ‌ ‌​‌‍‍‌‌ ‌‍‌‍‌‌​ ‌‌ ​​‌ ‌‌‌‍​‍‌‍ ​‌‍‍‌‌ ​ ‌‍‍​‌‍‌‌‌‍‌​​‍​‍‌ ‌
Jobs​​​​‌ ‍ ​‍​‍‌‍ ‌ ​‍‌‍‍‌‌‍‌ ‌‍‍‌‌‍ ‍​‍​‍​ ‍‍​‍​‍‌ ​ ‌‍​‌‌‍ ‍‌‍‍‌‌ ‌​‌ ‍‌​‍ ‍‌‍‍‌‌‍ ​‍​‍​‍ ​​‍​‍‌‍‍​‌ ​‍‌‍‌‌‌‍‌‍​‍​‍​ ‍‍​‍​‍‌‍‍​‌ ‌​‌ ‌​‌ ​​​ ‍‍​‍ ​‍ ‌‍ ​‌‍ ‌‍​ ‌‍​‌‌‍ ​‌‍‍​‌‍ ‌ ​ ‌ ‌​​ ‍‍​ ​ ​ ​​​ ​​​ ​​​‍ ‌ ​ ‌ ‌​‌ ‌‌‌‍‌​‌‍‍‌‌‍ ​‍ ‌‍‍‌‌‍ ‍‌ ‌​‌‍‌‌‌‍ ‍‌ ‌​​‍ ‌‍‌‌‌‍‌​‌‍‍‌‌ ‌​​‍ ‌‍ ‌‌‍ ‌‍‌​‌‍‌‌​ ‌‌ ​​‌ ​‍‌‍‌‌‌ ​ ‌‍‌‌‌‍ ‍‌ ‌​‌‍​‌‌ ‌​‌‍‍‌‌‍ ‌‍ ‍​ ‍ ‌‍‍‌‌‍‌​​ ‌​ ​‌​ ‍​​ ‍​‌‍‌‍‌‍​ ​ ‌ ​ ​ ‌‍​ ​‍ ‌​ ​ ‌‍​‌​ ​​‌‍‌‌​‍ ‌​ ‌​​ ​ ​ ​‌​ ​​​‍ ‌​ ‍​‌‍‌‍​ ‍‌​ ​ ​‍ ‌‌‍​‌‌‍‌‍‌‍​ ‌‍​‍​ ‌‍‌‍​ ​ ​‌​ ​ ​ ‍‌​ ‍‌​ ‌‍‌‍​‍​ ‍ ‌ ‌​‌ ‍‌‌ ​​‌‍‌‌​ ‌‌‍ ‍‌‍​‌‌ ‌‍‌‍‍‌‌‍‌ ‌‍​‌‌ ‌​‌‍‍‌‌‍ ‌‍ ‍​ ‍ ‌ ​​‌‍​‌‌ ‌​‌‍‍​​ ‌‌‍ ‍‌‍​‌‌ ‌‍‌‍‍‌‌‍‌ ‌‍​‌‌ ‌​‌‍‍‌‌‍ ‌‍ ‍‌​‍‌‌ ‌​‌‍‌‌‌‍ ‌‌ ​ ​‍‌‌​ ‌‌‌​​‍‌‌ ‌‍‍ ‌‍‌‌‌ ‍‌​‍‌‌​ ​ ‌​‌​​‍‌‌​ ​ ‌​‌​​‍‌‌​ ​‍​ ​‍​ ​ ‌‍​‌​ ‌ ​ ​‌​ ‌​‌‍‌‍​ ‌​​ ‌ ​ ​‍​ ​‌​ ​ ​ ‌ ​‍‌‌​ ​‍​ ​‍​‍‌‌​ ‌‌‌​‌​​‍ ‍‌‍​ ‌‍‍​‌‍‍‌‌‍ ​‌‍‌​‌ ​‍‌‍‌‌‌‍ ‍​‍‌‌​ ‌‌‌​​‍‌‌ ‌‍‍ ‌‍‌‌‌ ‍‌​‍‌‌​ ​ ‌​‌​​‍‌‌​ ​ ‌​‌​​‍‌‌​ ​‍​ ​‍​ ‌​​ ​‍​ ​ ​ ​ ​ ‌​‌‍‌​​ ‌​‌‍​ ​ ‍​​ ​‌​ ‌‌​ ‌‌​‍‌‌​ ​‍​ ​‍​‍‌‌​ ‌‌‌​‌​​‍ ‍‌ ‌​‌‍‍‌‌ ‌​‌‍ ​‌‍‌‌​ ‌‍​‍‌‍​‌‌ ​ ‌‍‌‌‌‌‌‌‌ ​‍‌‍ ​​ ‌‌‍‍​‌ ‌​‌ ‌​‌ ​​​‍‌‌​ ​ ‌​​‌​‍‌‌​ ​‍‌​‌‍​‍‌‌​ ​‍‌​‌‍‌‍ ​‌‍ ‌‍​ ‌‍​‌‌‍ ​‌‍‍​‌‍ ‌ ​ ‌ ‌​​‍‌‌​ ​ ‌​​‌​ ​ ​ ​​​ ​​​ ​​​‍‌‌​ ​‍‌​‌‍‌ ​ ‌ ‌​‌ ‌‌‌‍‌​‌‍‍‌‌‍ ​‍‌‍‌‍‍‌‌‍‌​​ ‌​ ​‌​ ‍​​ ‍​‌‍‌‍‌‍​ ​ ‌ ​ ​ ‌‍​ ​‍ ‌​ ​ ‌‍​‌​ ​​‌‍‌‌​‍ ‌​ ‌​​ ​ ​ ​‌​ ​​​‍ ‌​ ‍​‌‍‌‍​ ‍‌​ ​ ​‍ ‌‌‍​‌‌‍‌‍‌‍​ ‌‍​‍​ ‌‍‌‍​ ​ ​‌​ ​ ​ ‍‌​ ‍‌​ ‌‍‌‍​‍​‍‌‍‌ ‌​‌ ‍‌‌ ​​‌‍‌‌​ ‌‌‍ ‍‌‍​‌‌ ‌‍‌‍‍‌‌‍‌ ‌‍​‌‌ ‌​‌‍‍‌‌‍ ‌‍ ‍​‍‌‍‌ ​​‌‍​‌‌ ‌​‌‍‍​​ ‌‌‍ ‍‌‍​‌‌ ‌‍‌‍‍‌‌‍‌ ‌‍​‌‌ ‌​‌‍‍‌‌‍ ‌‍ ‍‌​‍‌‌ ‌​‌‍‌‌‌‍ ‌‌ ​ ​‍‌‌​ ‌‌‌​​‍‌‌ ‌‍‍ ‌‍‌‌‌ ‍‌​‍‌‌​ ​ ‌​‌​​‍‌‌​ ​ ‌​‌​​‍‌‌​ ​‍​ ​‍​ ​ ‌‍​‌​ ‌ ​ ​‌​ ‌​‌‍‌‍​ ‌​​ ‌ ​ ​‍​ ​‌​ ​ ​ ‌ ​‍‌‌​ ​‍​ ​‍​‍‌‌​ ‌‌‌​‌​​‍ ‍‌‍​ ‌‍‍​‌‍‍‌‌‍ ​‌‍‌​‌ ​‍‌‍‌‌‌‍ ‍​‍‌‌​ ‌‌‌​​‍‌‌ ‌‍‍ ‌‍‌‌‌ ‍‌​‍‌‌​ ​ ‌​‌​​‍‌‌​ ​ ‌​‌​​‍‌‌​ ​‍​ ​‍​ ‌​​ ​‍​ ​ ​ ​ ​ ‌​‌‍‌​​ ‌​‌‍​ ​ ‍​​ ​‌​ ‌‌​ ‌‌​‍‌‌​ ​‍​ ​‍​‍‌‌​ ‌‌‌​‌​​‍ ‍‌ ‌​‌‍‍‌‌ ‌​‌‍ ​‌‍‌‌​‍‌‍‌ ​​‌‍‌‌‌ ​‍‌ ​ ‌ ​​‌‍‌‌‌‍​ ‌ ‌​‌‍‍‌‌ ‌‍‌‍‌‌​ ‌‌ ​​‌ ‌‌‌‍​‍‌‍ ​‌‍‍‌‌ ​ ‌‍‍​‌‍‌‌‌‍‌​​‍​‍‌ ‌